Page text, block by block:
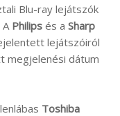
Blu-ray lejátszók
Philips és a Sharp
lejátszóiról
megjelenési dátum
Toshiba